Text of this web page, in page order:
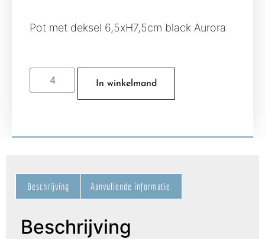
Pot met deksel 6,5xH7,5cm black Aurora
In winkelmand
Beschrijving Aanvullende informatie
Beschrijving